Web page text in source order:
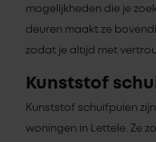
mogelijkheden die je
deuren maakt ze
zodat je altijd met
Kunststof
Kunststof schuifpuien
woningen in Lettele. Ze